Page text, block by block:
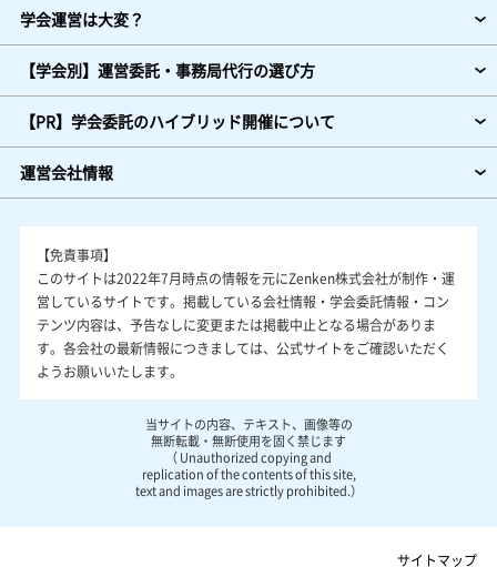
学会運営は大変？
【学会別】運営委託・事務局代行の選び方
【PR】学会委託のハイブリッド開催について
運営会社情報
【免責事項】
このサイトは2022年7月時点の情報を元にZenken株式会社が制作・運
営しているサイトです。掲載している会社情報・学会委託情報・コン
テンツ内容は、予告なしに変更または掲載中止となる場合がありま
す。各会社の最新情報につきましては、公式サイトをご確認いただく
ようお願いいたします。
当サイトの内容、テキスト、画像等の
無断転載・無断使用を固く禁じます
（ Unauthorized copying and
replication of the contents of this site,
text and images are strictly prohibited.）
サイトマップ